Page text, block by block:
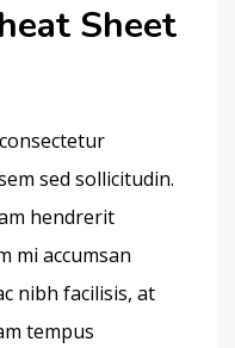
Sheet
sed sollicitudin.
hendrerit
mi accumsan
nibh facilisis, at
tempus